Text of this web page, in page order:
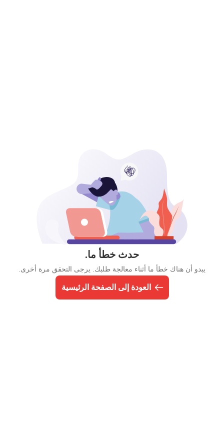
حدث خطأ ما.
يبدو أن هناك خطأ ما أثناء معالجة طلبك. يرجى التحقق مرة أخرى.
العودة إلى الصفحة الرئيسية